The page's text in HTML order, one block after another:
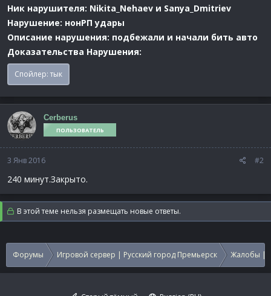
Ник нарушителя: Nikita_Nehaev и Sanya_Dmitriev
Нарушение: нонРП удары
Описание нарушения: подбежали и начали бить авто
Доказательства Нарушения:
Спойлер: тык
Cerberus
ПОЛЬЗОВАТЕЛЬ
3 Янв 2016 #2
240 минут.Закрыто.
В этой теме нельзя размещать новые ответы.
Форумы Игровой сервер | Русский город Премьерск Жалобы |